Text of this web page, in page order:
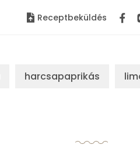
Receptbeküldés
harcsapaprikás